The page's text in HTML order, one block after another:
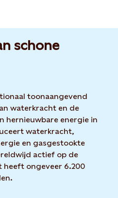
schone
toonaangevend
waterkracht en de
hernieuwbare energie in
waterkracht,
en gasgestookte
actief op de
ongeveer 6.200